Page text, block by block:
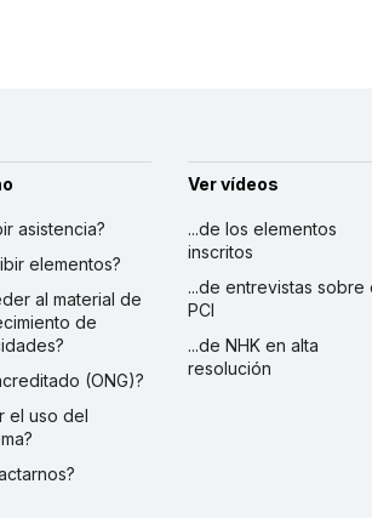
asistencia?
elementos?
al material de
de
(ONG)?
el uso del
Ver vídeos
...de los elementos
inscritos
...de entrevistas sobre
PCI
...de NHK en alta
resolución